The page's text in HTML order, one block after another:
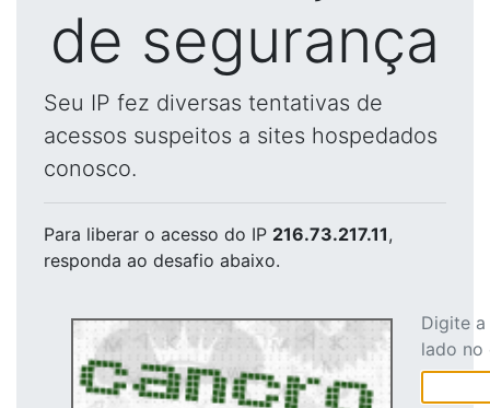
de segurança
Seu IP fez diversas tentativas de
acessos suspeitos a sites hospedados
conosco.
Para liberar o acesso do IP 216.73.217.11,
responda ao desafio abaixo.
Digite
lado no